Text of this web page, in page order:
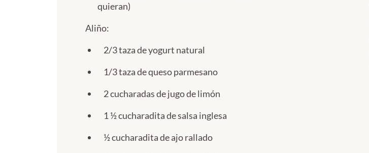
quieran)
Aliño:
2/3 taza de yogurt natural
1/3 taza de queso parmesano
2 cucharadas de jugo de limón
1 ½ cucharadita de salsa inglesa
½ cucharadita de ajo rallado